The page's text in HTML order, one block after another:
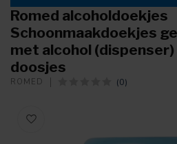
Romed alcoholdoekjes
Schoonmaakdoekjes
met alcohol (dispenser)
doosjes
ROMED (0)